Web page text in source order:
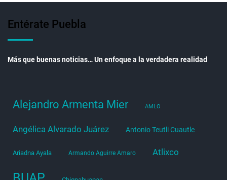
Entérate Puebla
Más que buenas noticias… Un enfoque a la verdadera realidad
Alejandro Armenta Mier AMLO
Angélica Alvarado Juárez Antonio Teutli Cuautle
Ariadna Ayala Armando Aguirre Amaro Atlixco